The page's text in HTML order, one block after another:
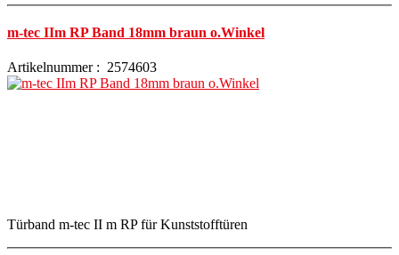
m-tec IIm RP Band 18mm braun o.Winkel
Artikelnummer : 2574603
Türband m-tec II m RP für Kunststofftüren